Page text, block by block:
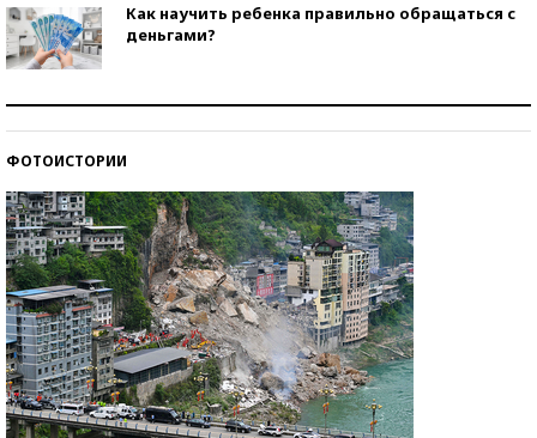
Как научить ребенка правильно обращаться с
деньгами?
ФОТОИСТОРИИ